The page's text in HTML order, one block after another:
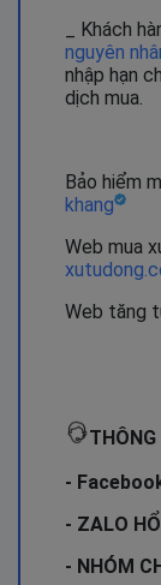
_ Khách
nguyên
nhập hạn
dịch mua.
Bảo hiểm
khang
Web mua
Web tăng
THÔNG
-
- ZALO
- NHÓM